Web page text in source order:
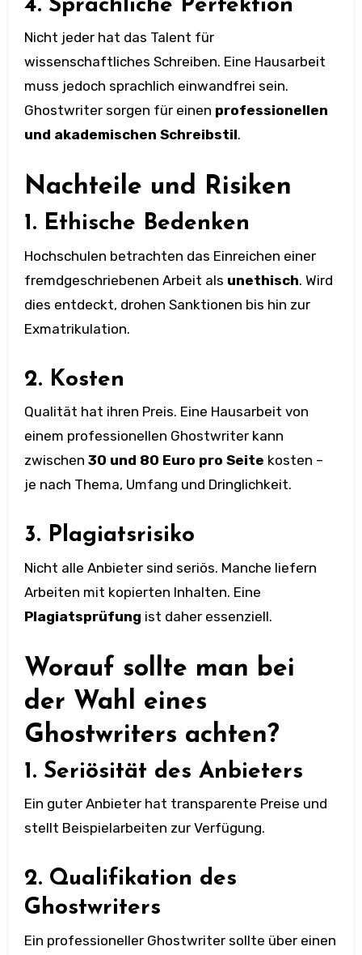
4. Sprachliche Perfektion
Nicht jeder hat das Talent für
wissenschaftliches Schreiben. Eine Hausarbeit
muss jedoch sprachlich einwandfrei sein.
Ghostwriter sorgen für einen professionellen
und akademischen Schreibstil.
Nachteile und Risiken
1. Ethische Bedenken
Hochschulen betrachten das Einreichen einer
fremdgeschriebenen Arbeit als unethisch. Wird
dies entdeckt, drohen Sanktionen bis hin zur
Exmatrikulation.
2. Kosten
Qualität hat ihren Preis. Eine Hausarbeit von
einem professionellen Ghostwriter kann
zwischen 30 und 80 Euro pro Seite kosten –
je nach Thema, Umfang und Dringlichkeit.
3. Plagiatsrisiko
Nicht alle Anbieter sind seriös. Manche liefern
Arbeiten mit kopierten Inhalten. Eine
Plagiatsprüfung ist daher essenziell.
Worauf sollte man bei
der Wahl eines
Ghostwriters achten?
1. Seriösität des Anbieters
Ein guter Anbieter hat transparente Preise und
stellt Beispielarbeiten zur Verfügung.
2. Qualifikation des
Ghostwriters
Ein professioneller Ghostwriter sollte über einen